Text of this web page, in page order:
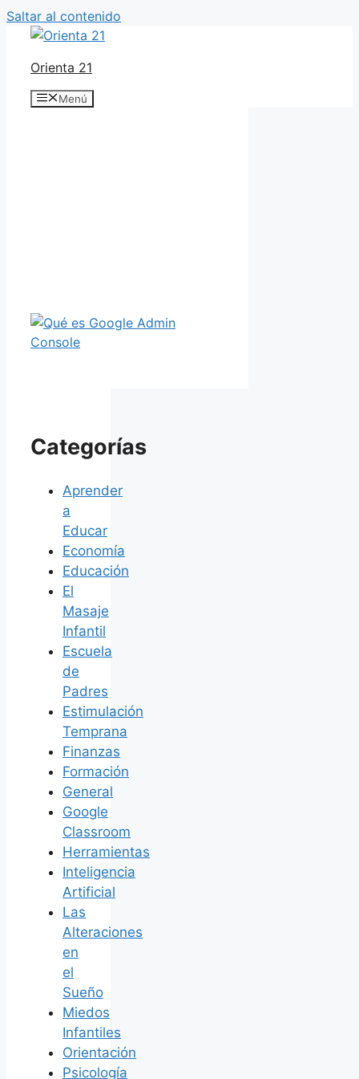
Saltar al contenido
Orienta 21
Menú
Categorías
Aprender
a
Educar
Economía
Educación
El
Masaje
Infantil
Escuela
de
Padres
Estimulación
Temprana
Finanzas
Formación
General
Google
Classroom
Herramientas
Inteligencia
Artificial
Las
Alteraciones
en
el
Sueño
Miedos
Infantiles
Orientación
Psicología